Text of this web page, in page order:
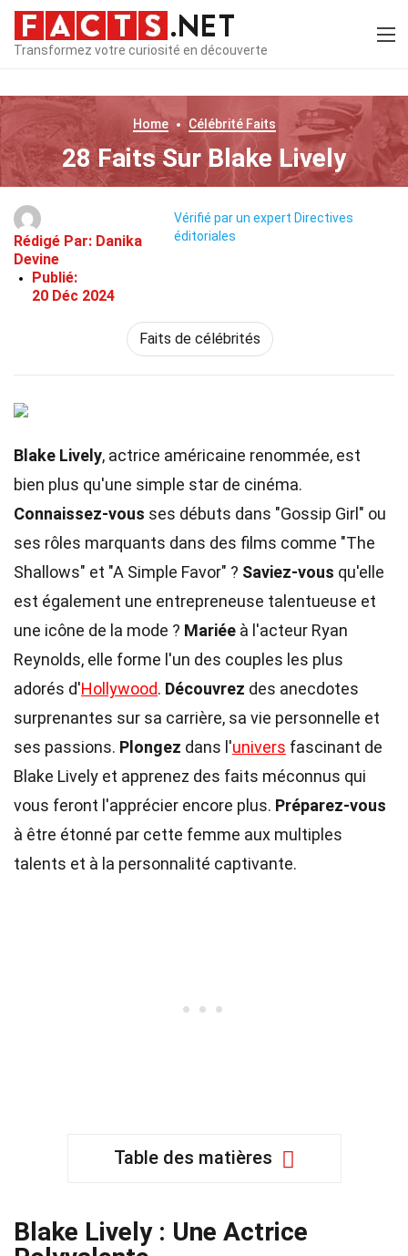
Transformez votre curiosité en découverte
Home CélébritéFaits
28 Faits Sur Blake Lively
Rédigé Par: Danika
Devine
Publié:
20 Déc 2024
Vérifié par un expert Directives
éditoriales
Faits de célébrités
Blake Lively, actrice américaine renommée, est
bien plus qu'une simple star de cinéma.
Connaissez-vous ses débuts dans "Gossip Girl" ou
ses rôles marquants dans des films comme "The
Shallows" et "A Simple Favor" ? Saviez-vous qu'elle
est également une entrepreneuse talentueuse et
une icône de la mode ? Mariée à l'acteur Ryan
Reynolds, elle forme l'un des couples les plus
adorés d'Hollywood. Découvrez des anecdotes
surprenantes sur sa carrière, sa vie personnelle et
ses passions. Plongez dans l'univers fascinant de
Blake Lively et apprenez des faits méconnus qui
vous feront l'apprécier encore plus. Préparez-vous
à être étonné par cette femme aux multiples
talents et à la personnalité captivante.
Table des matières
Blake Lively : Une Actrice